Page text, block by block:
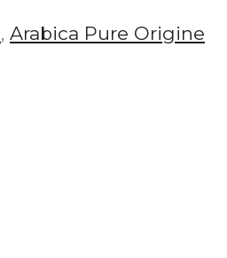
, Arabica Pure Origine